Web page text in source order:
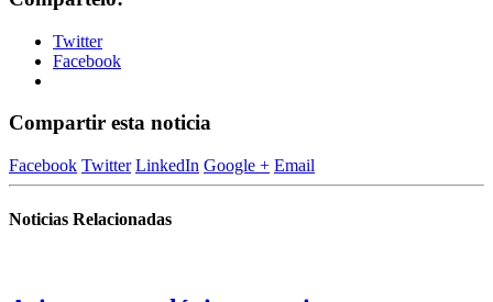
Twitter
Facebook
Compartir esta noticia
Facebook Twitter LinkedIn Google + Email
Noticias Relacionadas